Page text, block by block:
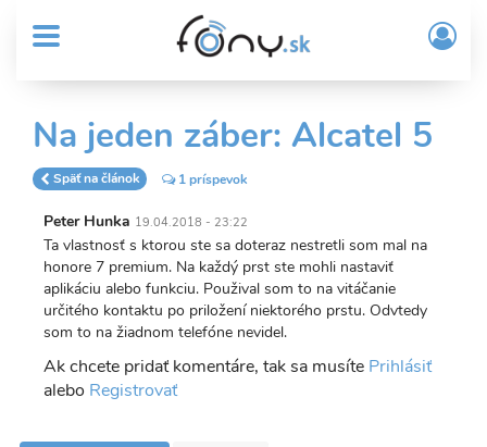
obsah
MENU
Sub
Header
menu
User
account
menu
/
Na jeden záber: Alcatel 5
Späť na článok 1 príspevok
Peter Hunka 19.04.2018 - 23:22
Ta vlastnosť s ktorou ste sa doteraz nestretli som mal na
honore 7 premium. Na každý prst ste mohli nastaviť
aplikáciu alebo funkciu. Použival som to na vitáčanie
určitého kontaktu po priložení niektorého prstu. Odvtedy
som to na žiadnom telefóne nevidel.
Ak chcete pridať komentáre, tak sa musíte Prihlásiť
alebo Registrovať